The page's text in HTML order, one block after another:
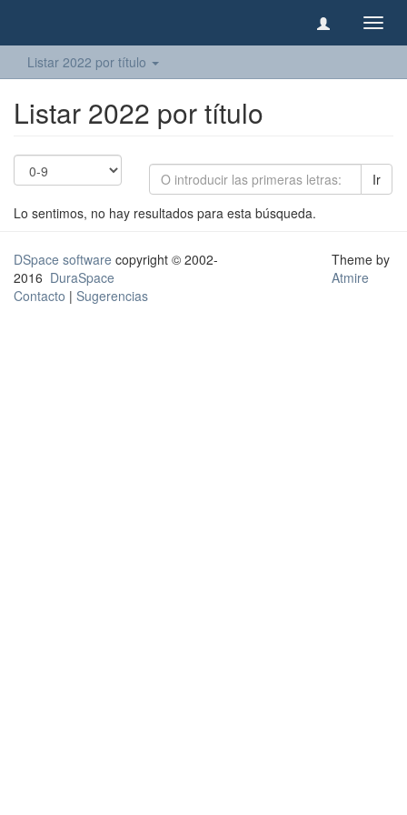
Listar 2022 por título
Listar 2022 por título
Ir
Lo sentimos, no hay resultados para esta búsqueda.
DSpace software copyright © 2002-
2016 DuraSpace
Contacto | Sugerencias
Theme by
Atmire